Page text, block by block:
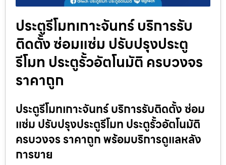
ประตูรีโมทเกาะจันทร์ บริการรับ
ติดตั้ง ซ่อมแซ่ม ปรับปรุงประตู
รีโมท ประตูรั้วอัตโนมัติ ครบวงจร
ราคาถูก
ประตูรีโมทเกาะจันทร์ บริการรับติดตั้ง ซ่อม
แซ่ม ปรับปรุงประตูรีโมท ประตูรั้วอัตโนมัติ
ครบวงจร ราคาถูก พร้อมบริการดูแลหลัง
การขาย